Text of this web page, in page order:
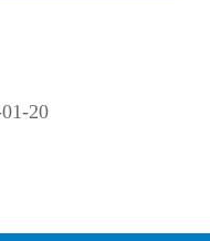
20